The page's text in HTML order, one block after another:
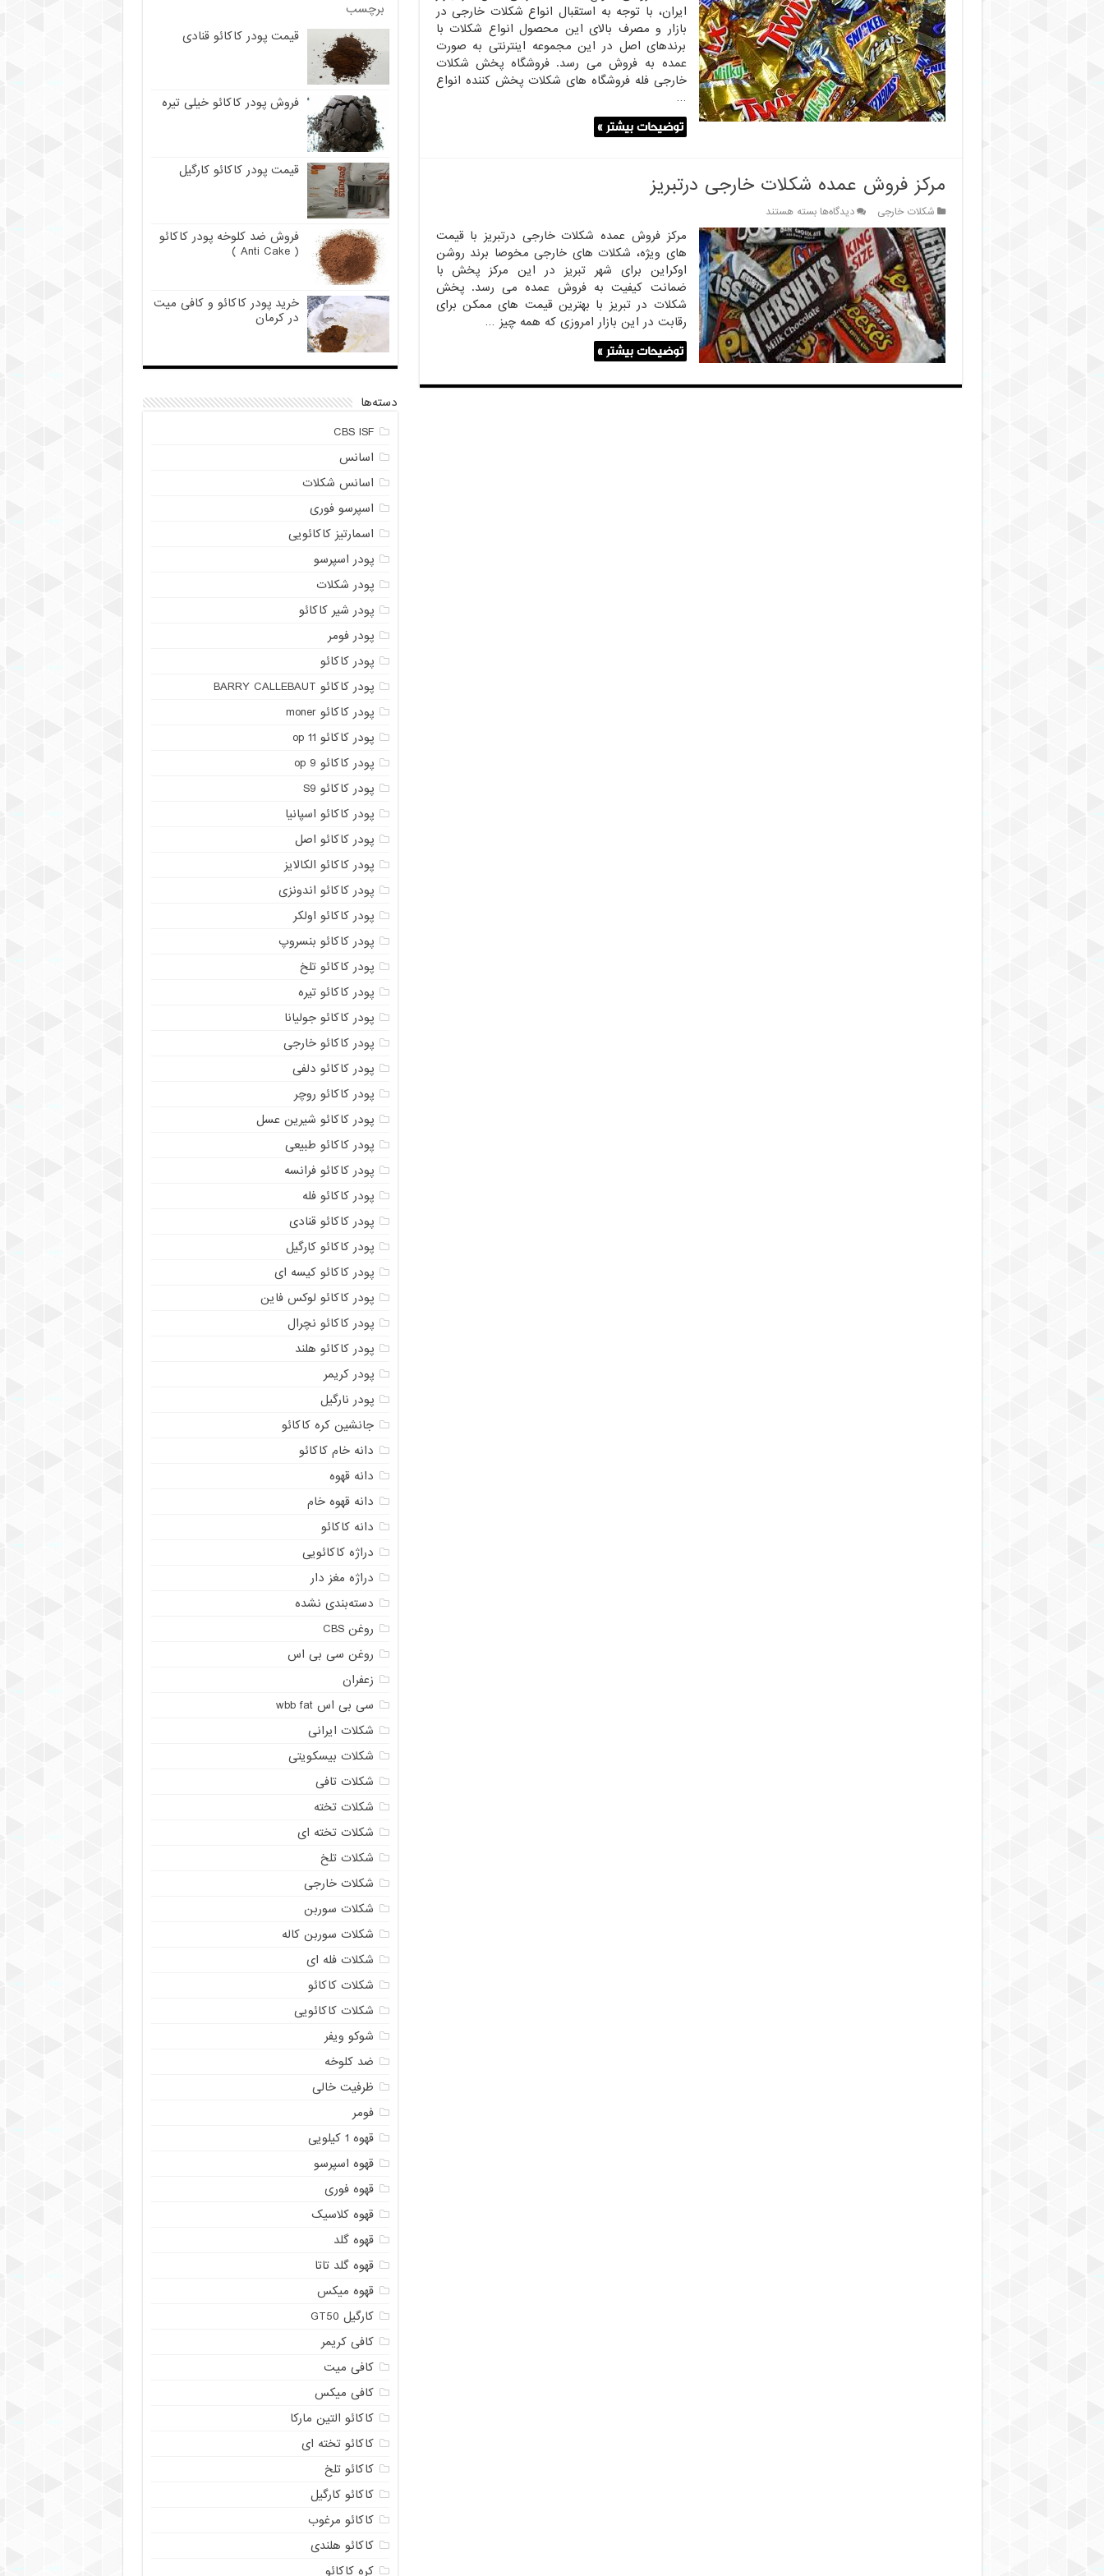
انواع
شکلات
خارجی
اصل
ایران، با توجه به استقبال انواع شکلات خارجی در
بازار و مصرف بالای این محصول انواع شکلات با
برندهای اصل در این مجموعه اینترنتی به صورت
عمده به فروش می رسد. فروشگاه پخش شکلات
خارجی فله فروشگاه های شکلات پخش کننده انواع
…
توضیحات بیشتر »
مرکز فروش عمده شکلات خارجی درتبریز
شکلات خارجی دیدگاه‌هابرای
مرکز
فروش
عمده
شکلات
خارجی
درتبریز
بسته هستند
مرکز فروش عمده شکلات خارجی درتبریز با قیمت
های ویژه، شکلات های خارجی مخوصا برند روشن
اوکراین برای شهر تبریز در این مرکز پخش با
ضمانت کیفیت به فروش عمده می رسد. پخش
شکلات در تبریز با بهترین قیمت های ممکن برای
رقابت در این بازار امروزی که همه چیز …
توضیحات بیشتر »
برچسب
قیمت پودر کاکائو قنادی
فروش پودر کاکائو خیلی تیره
قیمت پودر کاکائو کارگیل
فروش ضد کلوخه پودر کاکائو
( Anti Cake )
خرید پودر کاکائو و کافی میت
در کرمان
دسته‌ها
CBS ISF
اسانس
اسانس شکلات
اسپرسو فوری
اسمارتیز کاکائویی
پودر اسپرسو
پودر شکلات
پودر شیر کاکائو
پودر فومر
پودر کاکائو
پودر کاکائو BARRY CALLEBAUT
پودر کاکائو moner
پودر کاکائو op 11
پودر کاکائو op 9
پودر کاکائو S9
پودر کاکائو اسپانیا
پودر کاکائو اصل
پودر کاکائو الکالایز
پودر کاکائو اندونزی
پودر کاکائو اولکر
پودر کاکائو بنسروپ
پودر کاکائو تلخ
پودر کاکائو تیره
پودر کاکائو جولیانا
پودر کاکائو خارجی
پودر کاکائو دلفی
پودر کاکائو روچر
پودر کاکائو شیرین عسل
پودر کاکائو طبیعی
پودر کاکائو فرانسه
پودر کاکائو فله
پودر کاکائو قنادی
پودر کاکائو کارگیل
پودر کاکائو کیسه ای
پودر کاکائو لوکس فاین
پودر کاکائو نچرال
پودر کاکائو هلند
پودر کریمر
پودر نارگیل
جانشین کره کاکائو
دانه خام کاکائو
دانه قهوه
دانه قهوه خام
دانه کاکائو
دراژه کاکائویی
دراژه مغز دار
دسته‌بندی نشده
روغن CBS
روغن سی بی اس
زعفران
سی بی اس wbb fat
شکلات ایرانی
شکلات بیسکویتی
شکلات تافی
شکلات تخته
شکلات تخته ای
شکلات تلخ
شکلات خارجی
شکلات سوربن
شکلات سوربن کاله
شکلات فله ای
شکلات کاکائو
شکلات کاکائویی
شوکو ویفر
ضد کلوخه
ظرفیت خالی
فومر
قهوه 1 کیلویی
قهوه اسپرسو
قهوه فوری
قهوه کلاسیک
قهوه گلد
قهوه گلد تاتا
قهوه میکس
کارگیل GT50
کافی کریمر
کافی میت
کافی میکس
کاکائو التین مارکا
کاکائو تخته ای
کاکائو تلخ
کاکائو کارگیل
کاکائو مرغوب
کاکائو هلندی
کره کاکائو